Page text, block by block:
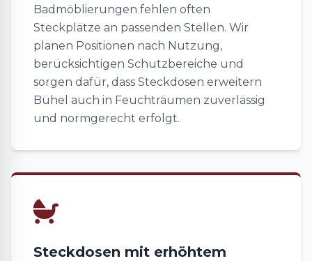
Badmöblierungen fehlen often
Steckplätze an passenden Stellen. Wir
planen Positionen nach Nutzung,
berücksichtigen Schutzbereiche und
sorgen dafür, dass Steckdosen erweitern
Bühel auch in Feuchträumen zuverlässig
und normgerecht erfolgt.
Steckdosen mit erhöhtem